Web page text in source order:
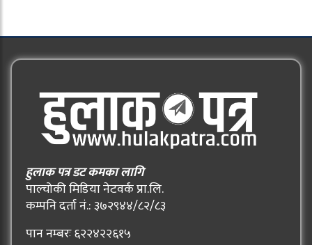
हुलाक पत्र डट कमका लागि
पाल्चोकी मिडिया नेटवर्क प्रा.लि.
कम्पनि दर्ता नं.: ३७२९४४/८२/८३
पान नम्बरः ६२२४२२६१५